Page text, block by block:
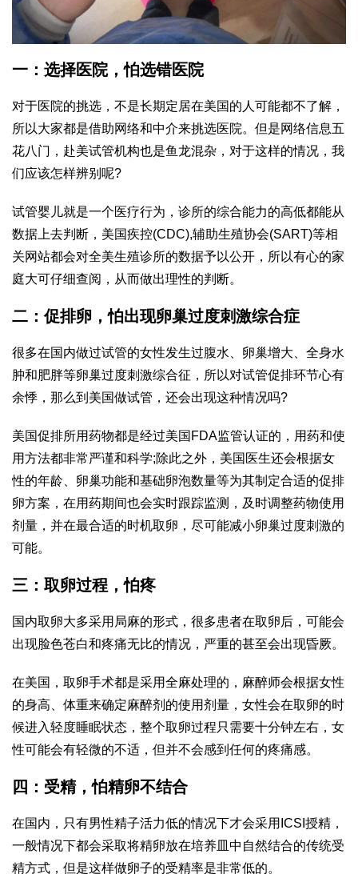
一：选择医院，怕选错医院
对于医院的挑选，不是长期定居在美国的人可能都不了解，
所以大家都是借助网络和中介来挑选医院。但是网络信息五
花八门，赴美试管机构也是鱼龙混杂，对于这样的情况，我
们应该怎样辨别呢?
试管婴儿就是一个医疗行为，诊所的综合能力的高低都能从
数据上去判断，美国疾控(CDC),辅助生殖协会(SART)等相
关网站都会对全美生殖诊所的数据予以公开，所以有心的家
庭大可仔细查阅，从而做出理性的判断。
二：促排卵，怕出现卵巢过度刺激综合症
很多在国内做过试管的女性发生过腹水、卵巢增大、全身水
肿和肥胖等卵巢过度刺激综合征，所以对试管促排环节心有
余悸，那么到美国做试管，还会出现这种情况吗?
美国促排所用药物都是经过美国FDA监管认证的，用药和使
用方法都非常严谨和科学;除此之外，美国医生还会根据女
性的年龄、卵巢功能和基础卵泡数量等为其制定合适的促排
卵方案，在用药期间也会实时跟踪监测，及时调整药物使用
剂量，并在最合适的时机取卵，尽可能减小卵巢过度刺激的
可能。
三：取卵过程，怕疼
国内取卵大多采用局麻的形式，很多患者在取卵后，可能会
出现脸色苍白和疼痛无比的情况，严重的甚至会出现昏厥。
在美国，取卵手术都是采用全麻处理的，麻醉师会根据女性
的身高、体重来确定麻醉剂的使用剂量，女性会在取卵的时
候进入轻度睡眠状态，整个取卵过程只需要十分钟左右，女
性可能会有轻微的不适，但并不会感到任何的疼痛感。
四：受精，怕精卵不结合
在国内，只有男性精子活力低的情况下才会采用ICSI授精，
一般情况下都会采取将精卵放在培养皿中自然结合的传统受
精方式，但是这样做卵子的受精率是非常低的。